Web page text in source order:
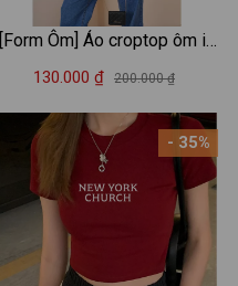
[Form Ôm] Áo croptop ôm in
hình tim - Áo laptop kiểu chất
130.000 ₫ 200.000 ₫
- 35%